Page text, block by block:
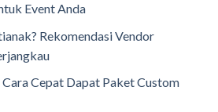
Event Anda
Rekomendasi Vendor
Cepat Dapat Paket Custom